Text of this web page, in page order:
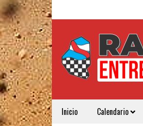
Inicio Calendario